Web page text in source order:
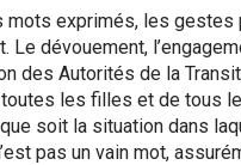
mots exprimés, les gestes
Le dévouement,
des Autorités de la
les filles et de tous
soit la situation dans
pas un vain mot,